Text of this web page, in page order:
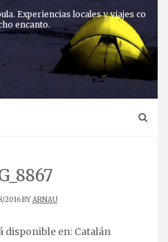
Experiencias locales y viajes co
encanto.
2016 BYARNAU
disponible en: Catalán